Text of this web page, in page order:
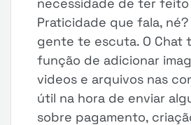
Praticidade que fala,
gente te escuta. O Chat
função de adicionar
videos e arquivos nas
útil na hora de enviar
sobre pagamento,